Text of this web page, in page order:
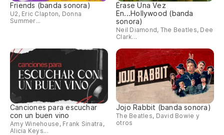
Friends (banda sonora)
U2, Eric Clapton, Donna
Summer...
Érase Una Vez
En...Hollywood (banda
sonora)
Neil Diamond, The Beatles, Dee
Clark...
Canciones para escuchar
con un buen vino
Amy Winehouse, Frank Sinatra,
Alicia Keys...
Jojo Rabbit (banda sonora)
The Beatles, David Bowie y
otros